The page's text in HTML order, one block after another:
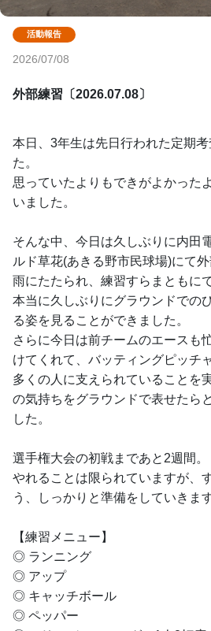
2026/07/08
外部練習〔2026.07.08〕
本日、3年生は先日行われた定期
た。
思っていたよりもできがよかった
いました。
そんな中、今日は久しぶりに内田
ルド草花(あきる野市民球場)にて
雨にたたられ、練習すらまともに
本当に久しぶりにグラウンドでの
る姿を見ることができました。
さらに今日は前チームのエースも
けてくれて、バッティングピッチ
多くの人に支えられていることを
の気持ちをグラウンドで表せたら
した。
選手権大会の初戦まであと2週間。
やれることは限られていますが、
う、しっかりと準備をしていきま
【練習メニュー】
◎ ランニング
◎ アップ
◎ キャッチボール
◎ ペッパー